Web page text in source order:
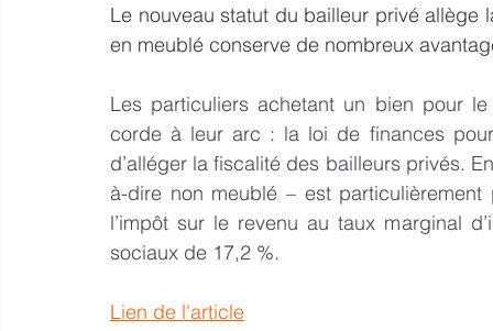
Le nouveau statut du bailleur privé
en meublé conserve de nombreux
Les particuliers achetant un bien pour
corde à leur arc : la loi de finances
d’alléger la fiscalité des bailleurs privés.
à-dire non meublé – est
l’impôt sur le revenu au taux marginal
sociaux de 17,2 %.
Lien de l'article